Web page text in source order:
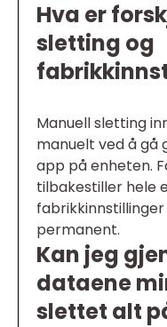
Hva er
sletting og
Manuell sletting
manuelt ved å gå
app på enheten.
tilbakestiller hele
permanent.
Kan jeg
dataene
slettet alt